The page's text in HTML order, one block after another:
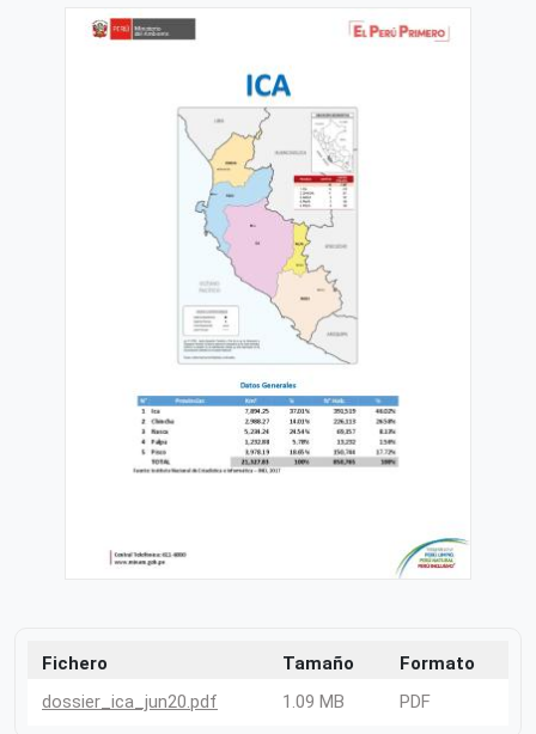
Fichero Tamaño
Formato
dossier_ica_jun20.pdf
1.09 MB PDF